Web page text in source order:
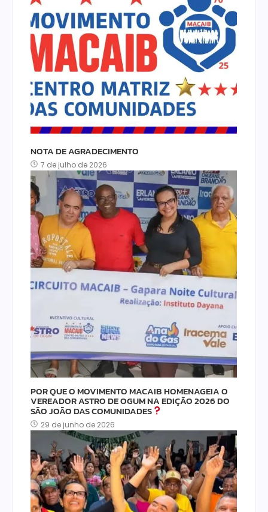
NOTA DE AGRADECIMENTO
7 de julho de 2026
POR QUE O MOVIMENTO MACAIB HOMENAGEIA O
VEREADOR ASTRO DE OGUM NA EDIÇÃO 2026 DO
SÃO JOÃO DAS COMUNIDADES
29 de junho de 2026